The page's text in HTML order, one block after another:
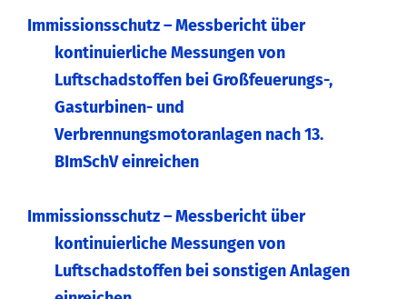
Immissionsschutz – Messbericht über
kontinuierliche Messungen von
Luftschadstoffen bei Großfeuerungs-,
Gasturbinen- und
Verbrennungsmotoranlagen nach 13.
BImSchV einreichen
Immissionsschutz – Messbericht über
kontinuierliche Messungen von
Luftschadstoffen bei sonstigen Anlagen